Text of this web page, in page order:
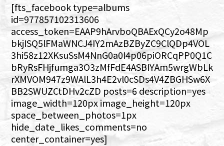
[fts_facebook type=albums
id=977857102313606
access_token=EAAP9hArvboQBAExQCy2o48Mp
bkjISQ5lFMaWNCJ4IY2mAzBZByZC9ClQDp4VOL
3hi58z12XKsuSsM4NnG0a0I4p06piORCqPP0Q1C
bRyRsFHjfumga3O3zMfFdE4ASBIYAm5wrgWbLk
rXMVOM947z9WAlL3h4E2vl0cSDs4V4ZBGHSw6X
BB2SWUZCtDHv2cZD posts=6 description=yes
image_width=120px image_height=120px
space_between_photos=1px
hide_date_likes_comments=no
center_container=yes]